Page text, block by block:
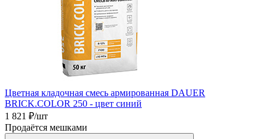
Цветная кладочная смесь армированная DAUER
BRICK.COLOR 250 - цвет синий
1 821 ₽/шт
Продаётся мешками